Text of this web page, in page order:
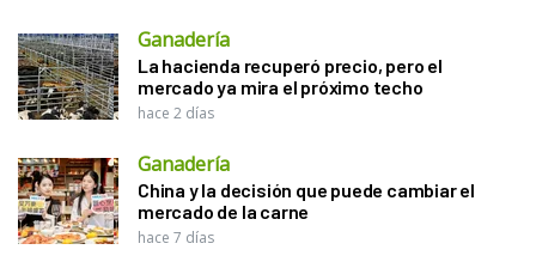
Ganadería
La hacienda recuperó precio, pero el
mercado ya mira el próximo techo
hace 2 días
Ganadería
China y la decisión que puede cambiar el
mercado de la carne
hace 7 días